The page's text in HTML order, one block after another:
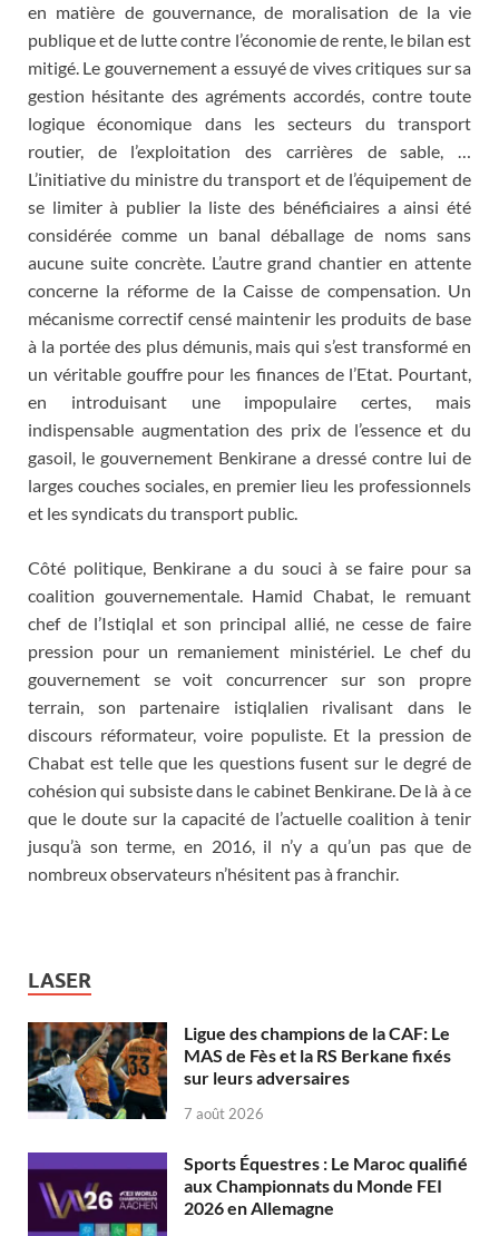
en matière de gouvernance, de moralisation de la vie
publique et de lutte contre l’économie de rente, le bilan est
mitigé. Le gouvernement a essuyé de vives critiques sur sa
gestion hésitante des agréments accordés, contre toute
logique économique dans les secteurs du transport
routier, de l’exploitation des carrières de sable, …
L’initiative du ministre du transport et de l’équipement de
se limiter à publier la liste des bénéficiaires a ainsi été
considérée comme un banal déballage de noms sans
aucune suite concrète. L’autre grand chantier en attente
concerne la réforme de la Caisse de compensation. Un
mécanisme correctif censé maintenir les produits de base
à la portée des plus démunis, mais qui s’est transformé en
un véritable gouffre pour les finances de l’Etat. Pourtant,
en introduisant une impopulaire certes, mais
indispensable augmentation des prix de l’essence et du
gasoil, le gouvernement Benkirane a dressé contre lui de
larges couches sociales, en premier lieu les professionnels
et les syndicats du transport public.
Côté politique, Benkirane a du souci à se faire pour sa
coalition gouvernementale. Hamid Chabat, le remuant
chef de l’Istiqlal et son principal allié, ne cesse de faire
pression pour un remaniement ministériel. Le chef du
gouvernement se voit concurrencer sur son propre
terrain, son partenaire istiqlalien rivalisant dans le
discours réformateur, voire populiste. Et la pression de
Chabat est telle que les questions fusent sur le degré de
cohésion qui subsiste dans le cabinet Benkirane. De là à ce
que le doute sur la capacité de l’actuelle coalition à tenir
jusqu’à son terme, en 2016, il n’y a qu’un pas que de
nombreux observateurs n’hésitent pas à franchir.
LASER
Ligue des champions de la CAF: Le
MAS de Fès et la RS Berkane fixés
sur leurs adversaires
7 août 2026
Sports Équestres : Le Maroc qualifié
aux Championnats du Monde FEI
2026 en Allemagne